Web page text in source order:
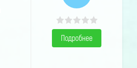
Подробнее